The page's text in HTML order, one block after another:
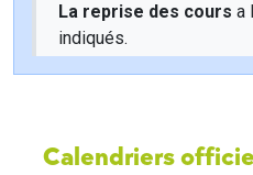
La reprise des cours a
indiqués.
Calendriers